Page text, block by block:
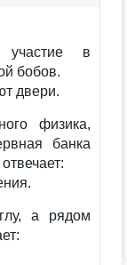
участие в
бобов.
двери.
физика,
банка
а рядом